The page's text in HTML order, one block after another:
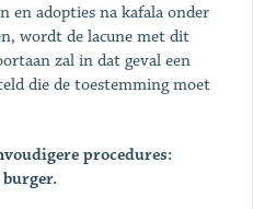
en adopties na kafala onder
wordt de lacune met dit
zal in dat geval een
die de toestemming moet
procedures: